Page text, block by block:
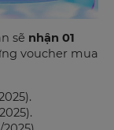
sẽ nhận 01
voucher mua